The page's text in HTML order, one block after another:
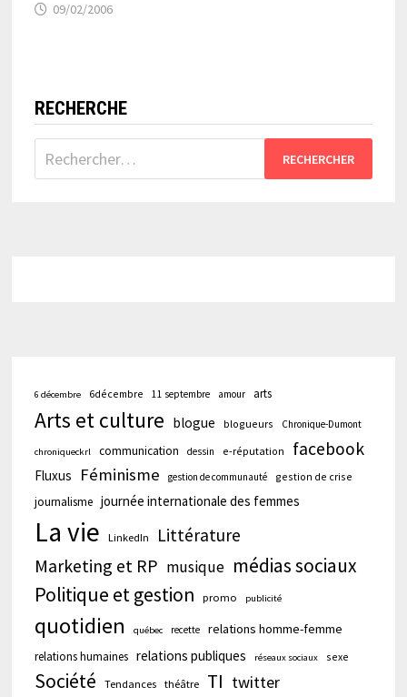
09/02/2006
RECHERCHE
Rechercher :
6 décembre 6décembre 11 septembre amour arts
Arts et culture blogue blogueurs Chronique-Dumont
chroniqueckrl communication dessin e-réputation facebook
Fluxus Féminisme gestion de communauté gestion de crise
journalisme journée internationale des femmes
La vie LinkedIn Littérature
Marketing et RP musique médias sociaux
Politique et gestion
promo publicité
quotidien québec recette relations homme-femme
relations humaines relations publiques réseaux sociaux sexe
Société Tendances théâtre TI twitter